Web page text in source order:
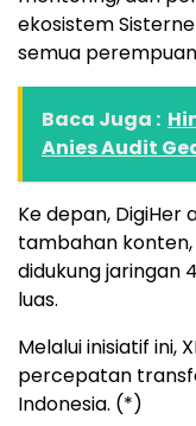
ekosistem
semua
Baca Juga :
Anies Audit
Ke depan,
tambahan konten,
didukung jaringan
luas.
Melalui inisiatif ini,
percepatan
Indonesia. (*)